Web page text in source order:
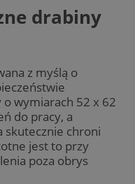
drabiny
z myślą o
wymiarach 52 x 62
do pracy, a
skutecznie chroni
jest to przy
poza obrys